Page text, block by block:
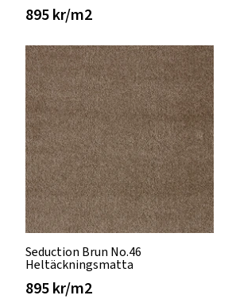
895 kr/m2
Seduction Brun No.46
Heltäckningsmatta
895 kr/m2